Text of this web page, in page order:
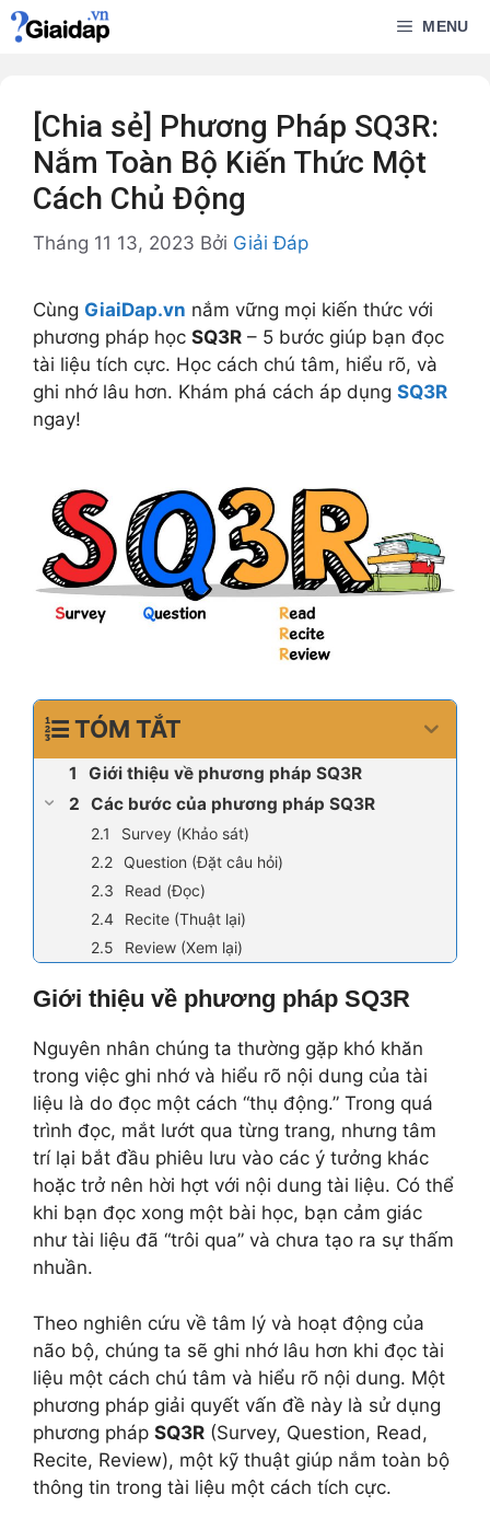
Chuyển
đến
MENU
[Chia sẻ] Phương Pháp SQ3R:
Nắm Toàn Bộ Kiến Thức Một
Cách Chủ Động
Tháng 11 13, 2023 Bởi Giải Đáp
Cùng GiaiDap.vn nắm vững mọi kiến thức với
phương pháp học SQ3R – 5 bước giúp bạn đọc
tài liệu tích cực. Học cách chú tâm, hiểu rõ, và
ghi nhớ lâu hơn. Khám phá cách áp dụng SQ3R
ngay!
TÓM TẮT
Giới thiệu về phương pháp SQ3R
Các bước của phương pháp SQ3R
Survey (Khảo sát)
Question (Đặt câu hỏi)
Read (Đọc)
Recite (Thuật lại)
Review (Xem lại)
Giới thiệu về phương pháp SQ3R
Nguyên nhân chúng ta thường gặp khó khăn
trong việc ghi nhớ và hiểu rõ nội dung của tài
liệu là do đọc một cách “thụ động.” Trong quá
trình đọc, mắt lướt qua từng trang, nhưng tâm
trí lại bắt đầu phiêu lưu vào các ý tưởng khác
hoặc trở nên hời hợt với nội dung tài liệu. Có thể
khi bạn đọc xong một bài học, bạn cảm giác
như tài liệu đã “trôi qua” và chưa tạo ra sự thấm
nhuần.
Theo nghiên cứu về tâm lý và hoạt động của
não bộ, chúng ta sẽ ghi nhớ lâu hơn khi đọc tài
liệu một cách chú tâm và hiểu rõ nội dung. Một
phương pháp giải quyết vấn đề này là sử dụng
phương pháp SQ3R (Survey, Question, Read,
Recite, Review), một kỹ thuật giúp nắm toàn bộ
thông tin trong tài liệu một cách tích cực.